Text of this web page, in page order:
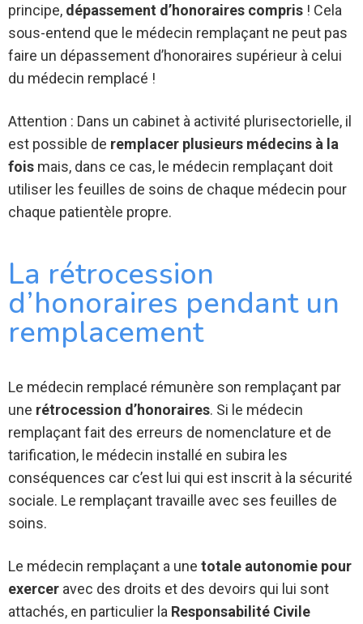
principe, dépassement d’honoraires compris ! Cela
sous-entend que le médecin remplaçant ne peut pas
faire un dépassement d’honoraires supérieur à celui
du médecin remplacé !
Attention : Dans un cabinet à activité plurisectorielle, il
est possible de remplacer plusieurs médecins à la
fois mais, dans ce cas, le médecin remplaçant doit
utiliser les feuilles de soins de chaque médecin pour
chaque patientèle propre.
La rétrocession
d’honoraires pendant un
remplacement
Le médecin remplacé rémunère son remplaçant par
une rétrocession d’honoraires. Si le médecin
remplaçant fait des erreurs de nomenclature et de
tarification, le médecin installé en subira les
conséquences car c’est lui qui est inscrit à la sécurité
sociale. Le remplaçant travaille avec ses feuilles de
soins.
Le médecin remplaçant a une totale autonomie pour
exercer avec des droits et des devoirs qui lui sont
attachés, en particulier la Responsabilité Civile